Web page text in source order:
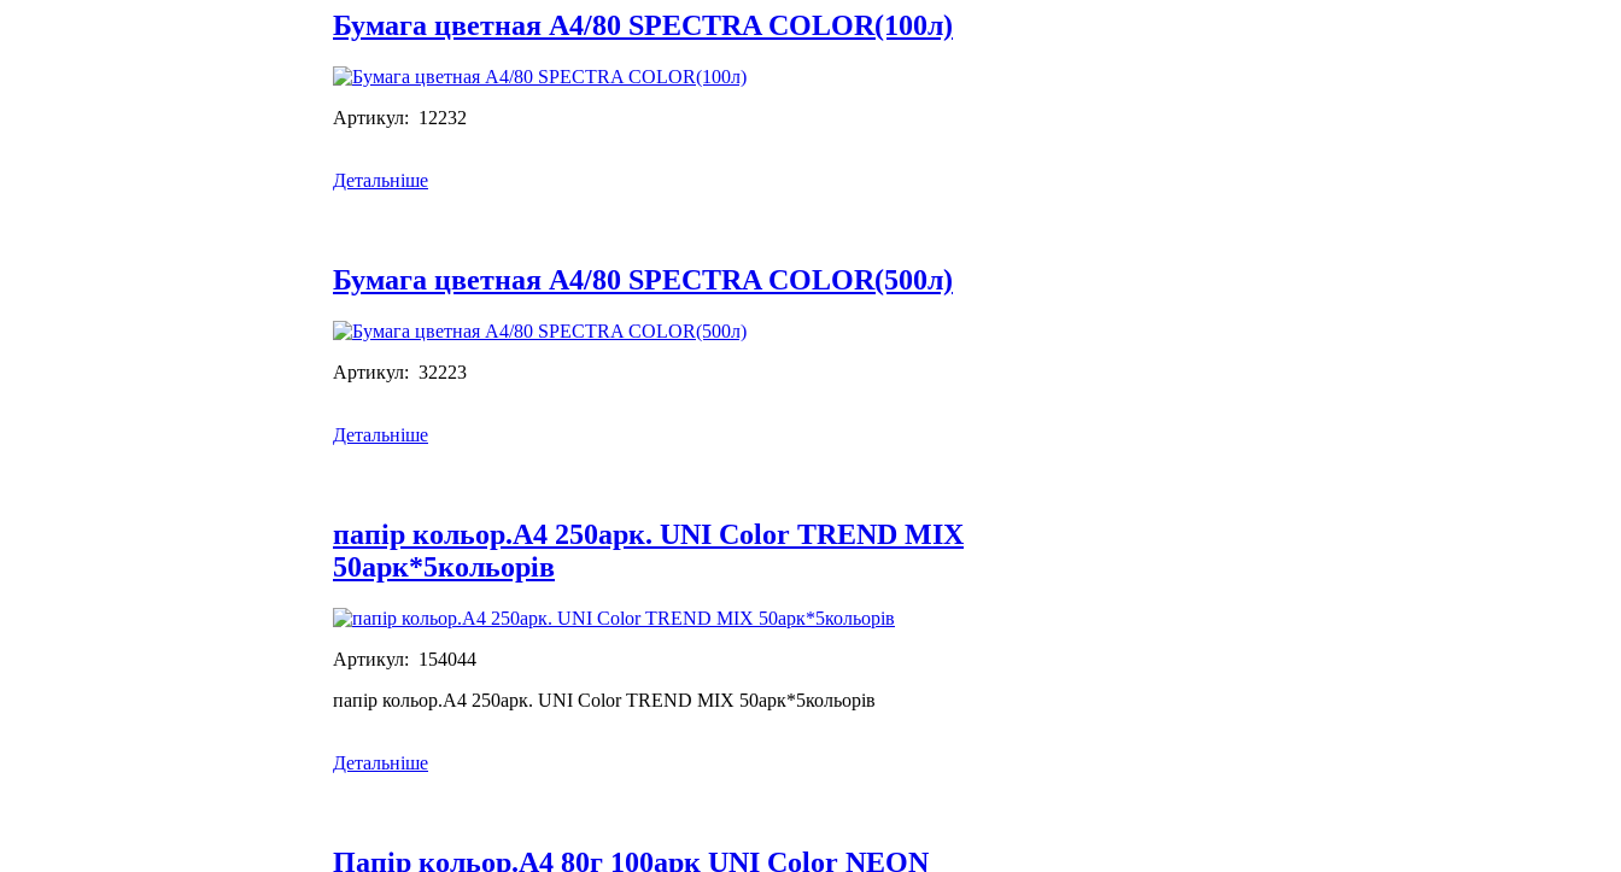
Бумага цветная А4/80 SPECTRA COLOR(100л)
Артикул: 12232
Детальніше
Бумага цветная А4/80 SPECTRA COLOR(500л)
Артикул: 32223
Детальніше
папір кольор.А4 250арк. UNI Color TREND MIX
50арк*5кольорів
Артикул: 154044
папір кольор.А4 250арк. UNI Color TREND MIX 50арк*5кольорів
Детальніше
Папір кольор.А4 80г 100арк UNI Color NEON